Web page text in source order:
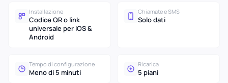
Installazione
Codice QR o link
universale per iOS &
Android
Chiamate e SMS
Solo dati
Tempo di configurazione
Meno di 5 minuti
Ricarica
5 piani